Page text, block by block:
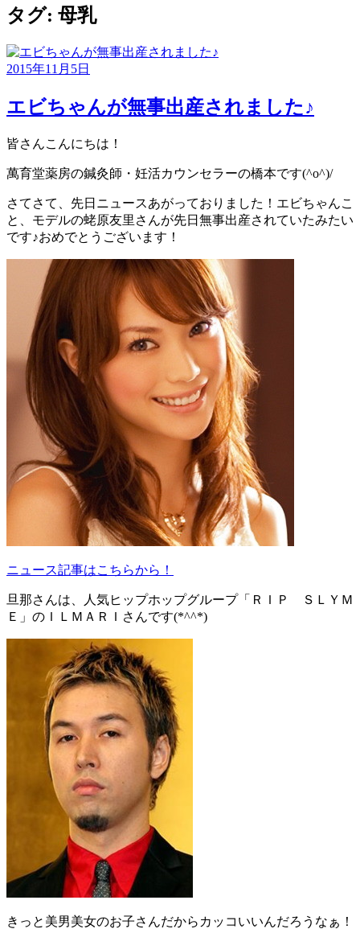
タグ: 母乳
2015年11月5日
エビちゃんが無事出産されました♪
皆さんこんにちは！
萬育堂薬房の鍼灸師・妊活カウンセラーの橋本です(^o^)/
さてさて、先日ニュースあがっておりました！エビちゃんこ
と、モデルの蛯原友里さんが先日無事出産されていたみたい
です♪おめでとうございます！
ニュース記事はこちらから！
旦那さんは、人気ヒップホップグループ「ＲＩＰ ＳＬＹＭ
Ｅ」のＩＬＭＡＲＩさんです(*^^*)
きっと美男美女のお子さんだからカッコいいんだろうなぁ！